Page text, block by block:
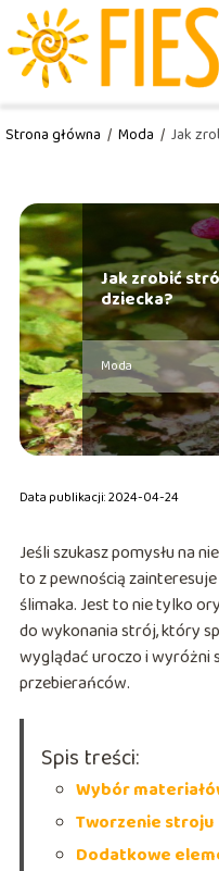
Strona główna / Moda / Jak
Jak zrobić
dziecka?
Moda
Data publikacji: 2024-04-24
Jeśli szukasz pomysłu na
to z pewnością
ślimaka. Jest to nie tylko
do wykonania strój, który
wyglądać uroczo i wyróżni
przebierańców.
Spis treści:
Wybór
Tworzenie stroju
Dodatkowe